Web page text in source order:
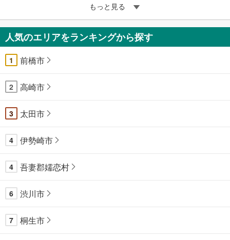
もっと見る
人気のエリアをランキングから探す
1 前橋市
2 高崎市
3 太田市
4 伊勢崎市
4 吾妻郡嬬恋村
6 渋川市
7 桐生市